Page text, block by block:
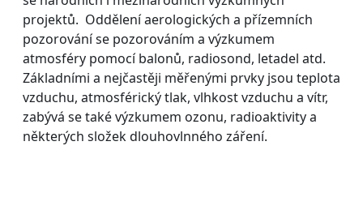
projektů. Oddělení aerologických a přízemních
pozorování se pozorováním a výzkumem
atmosféry pomocí balonů, radiosond, letadel atd.
Základními a nejčastěji měřenými prvky jsou teplota
vzduchu, atmosférický tlak, vlhkost vzduchu a vítr,
zabývá se také výzkumem ozonu, radioaktivity a
některých složek dlouhovlnného záření.